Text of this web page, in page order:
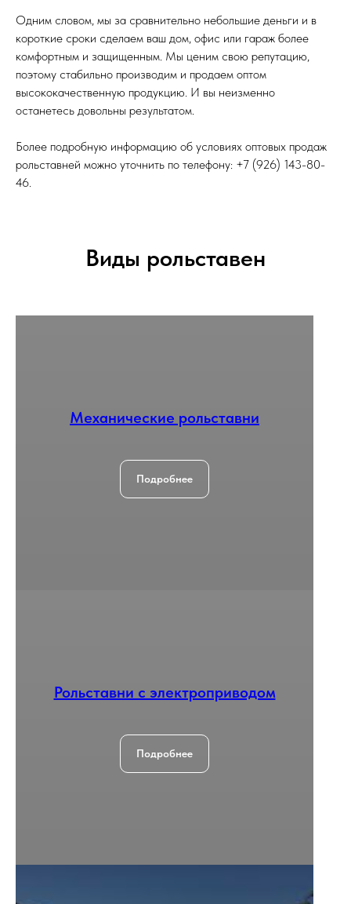
Одним словом, мы за сравнительно небольшие деньги и в
короткие сроки сделаем ваш дом, офис или гараж более
комфортным и защищенным. Мы ценим свою репутацию,
поэтому стабильно производим и продаем оптом
высококачественную продукцию. И вы неизменно
останетесь довольны результатом.
Более подробную информацию об условиях оптовых продаж
рольставней можно уточнить по телефону: +7 (926) 143-80-
46.
Виды рольставен
Механические рольставни
Подробнее
Рольставни с электроприводом
Подробнее